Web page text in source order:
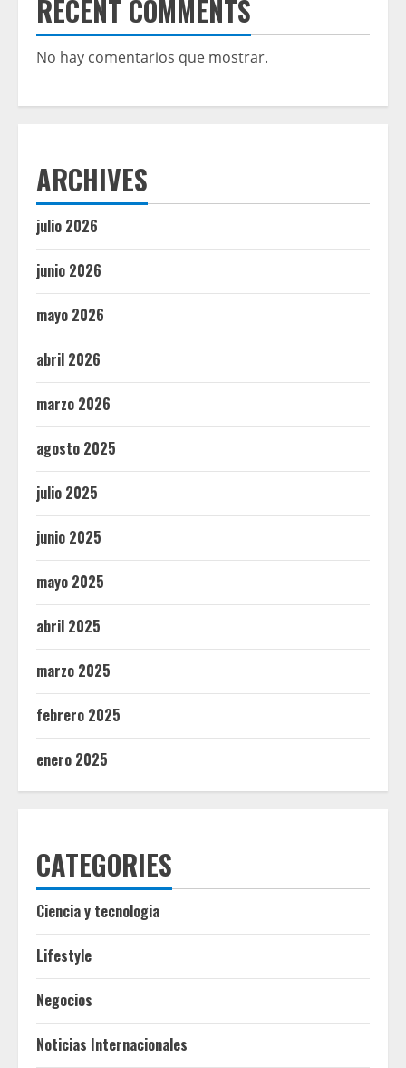
RECENT COMMENTS
No hay comentarios que mostrar.
ARCHIVES
julio 2026
junio 2026
mayo 2026
abril 2026
marzo 2026
agosto 2025
julio 2025
junio 2025
mayo 2025
abril 2025
marzo 2025
febrero 2025
enero 2025
CATEGORIES
Ciencia y tecnologia
Lifestyle
Negocios
Noticias Internacionales